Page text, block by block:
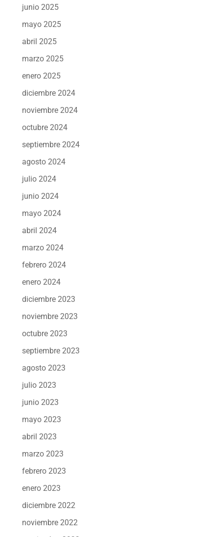
junio 2025
mayo 2025
abril 2025
marzo 2025
enero 2025
diciembre 2024
noviembre 2024
octubre 2024
septiembre 2024
agosto 2024
julio 2024
junio 2024
mayo 2024
abril 2024
marzo 2024
febrero 2024
enero 2024
diciembre 2023
noviembre 2023
octubre 2023
septiembre 2023
agosto 2023
julio 2023
junio 2023
mayo 2023
abril 2023
marzo 2023
febrero 2023
enero 2023
diciembre 2022
noviembre 2022